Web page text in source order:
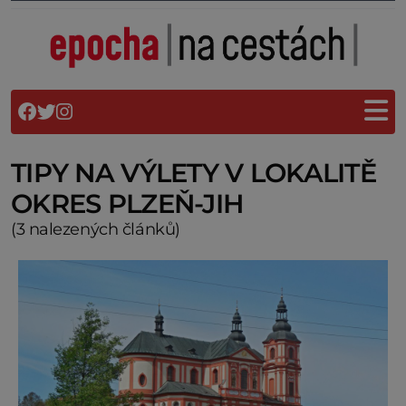
TIPY NA VÝLETY V LOKALITĚ
OKRES PLZEŇ-JIH
(3 nalezených článků)